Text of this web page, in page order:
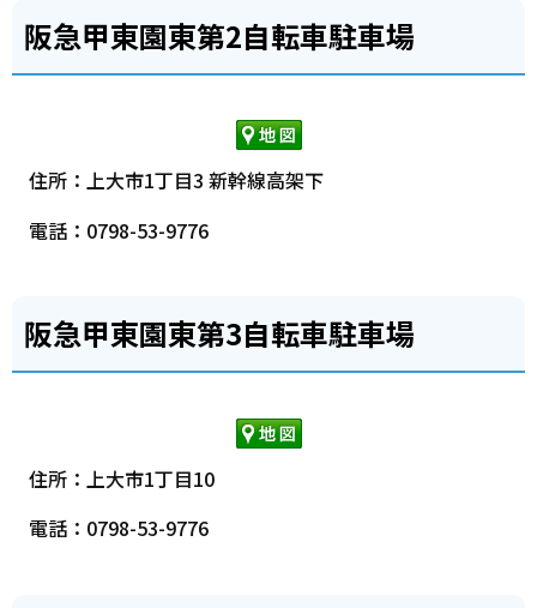
阪急甲東園東第2自転車駐車場
住所：上大市1丁目3 新幹線高架下
電話：0798-53-9776
阪急甲東園東第3自転車駐車場
住所：上大市1丁目10
電話：0798-53-9776